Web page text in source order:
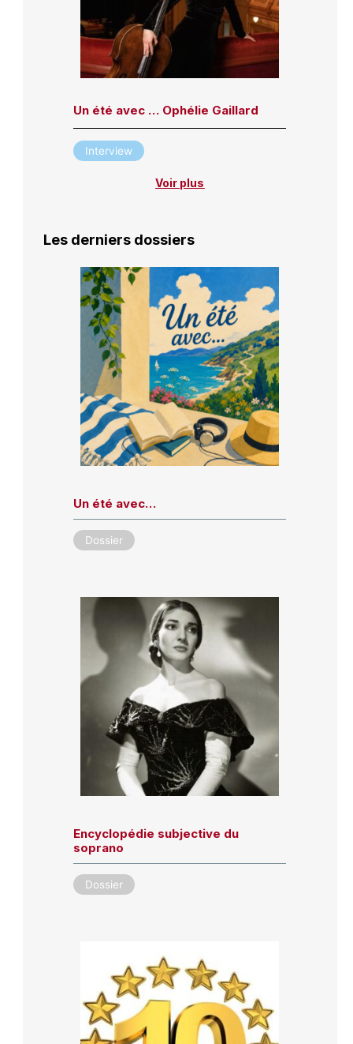
Un été avec … Ophélie Gaillard
Interview
Voir plus
Les derniers dossiers
Un été avec…
Dossier
Encyclopédie subjective du
soprano
Dossier